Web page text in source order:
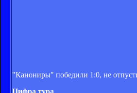
"Канониры" победили 1:0, не
Цифра тура